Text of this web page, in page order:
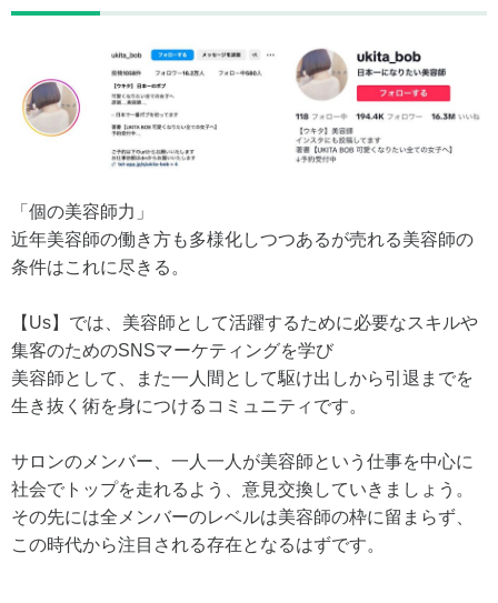
「個の美容師力」
近年美容師の働き方も多様化しつつあるが売れる美容師の
条件はこれに尽きる。
【Us】では、美容師として活躍するために必要なスキルや
集客のためのSNSマーケティングを学び
美容師として、また一人間として駆け出しから引退までを
生き抜く術を身につけるコミュニティです。
サロンのメンバー、一人一人が美容師という仕事を中心に
社会でトップを走れるよう、意見交換していきましょう。
その先には全メンバーのレベルは美容師の枠に留まらず、
この時代から注目される存在となるはずです。